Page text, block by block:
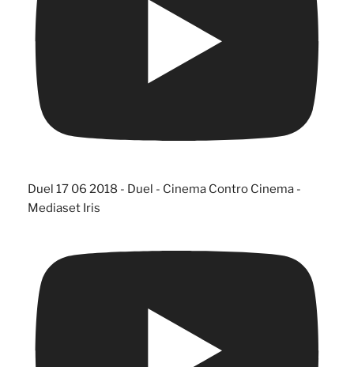
Duel 17 06 2018 - Duel - Cinema Contro Cinema -
Mediaset Iris